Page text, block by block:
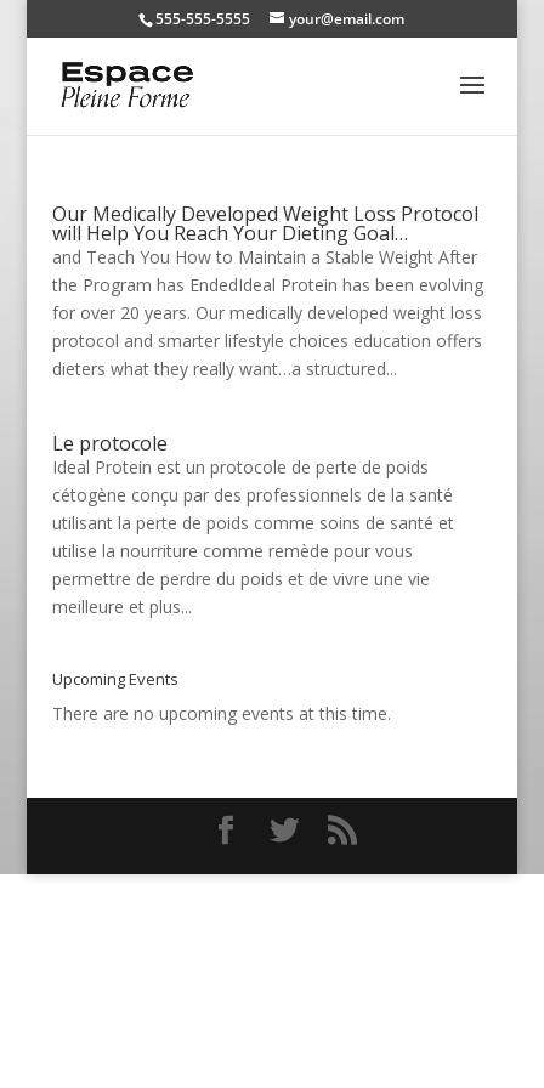
555-555-5555 your@email.com
Our Medically Developed Weight Loss Protocol
will Help You Reach Your Dieting Goal…
and Teach You How to Maintain a Stable Weight After
the Program has EndedIdeal Protein has been evolving
for over 20 years. Our medically developed weight loss
protocol and smarter lifestyle choices education offers
dieters what they really want…a structured...
Le protocole
Ideal Protein est un protocole de perte de poids
cétogène conçu par des professionnels de la santé
utilisant la perte de poids comme soins de santé et
utilise la nourriture comme remède pour vous
permettre de perdre du poids et de vivre une vie
meilleure et plus...
Upcoming Events
There are no upcoming events at this time.